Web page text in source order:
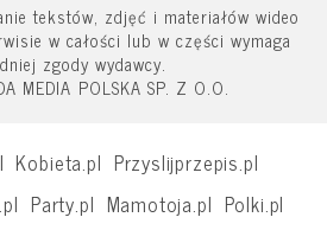
tekstów, zdjęć i materiałów wideo
w całości lub w części wymaga
zgody wydawcy.
MEDIA POLSKA SP. Z O.O.
Kobieta.pl Przyslijprzepis.pl
Party.pl Mamotoja.pl Polki.pl